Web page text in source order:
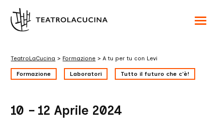
TeatroLaCucina > Formazione >A tu per tu con Levi
Formazione Laboratori Tutto il futuro che c'è!
10 – 12 Aprile 2024